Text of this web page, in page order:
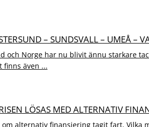
– SUNDSVALL – UMEÅ –
och Norge har nu blivit ännu starkare
finns även ...
LÖSAS MED ALTERNATIV
alternativ finansiering tagit fart. Vilka